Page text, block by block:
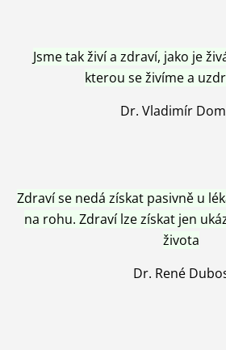
Jsme tak živí a zdraví, jako je
kterou se živíme a
Dr. Vladimír
Zdraví se nedá získat pasivně u
na rohu. Zdraví lze získat jen
života
Dr. René